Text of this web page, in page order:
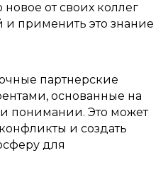
новое от своих коллег
и применить это знание
партнерские
основанные на
понимании. Это может
и создать
для